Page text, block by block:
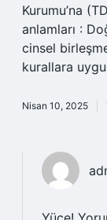
Kurumu’na
anlamları :
cinsel
kurallara
Nisan 10, 2025